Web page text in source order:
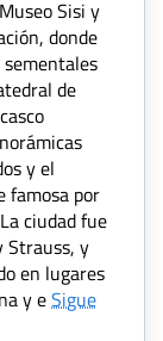
Sisi y
donde
de
y el
famosa por
ciudad fue
Strauss, y
en lugares
y eSigue